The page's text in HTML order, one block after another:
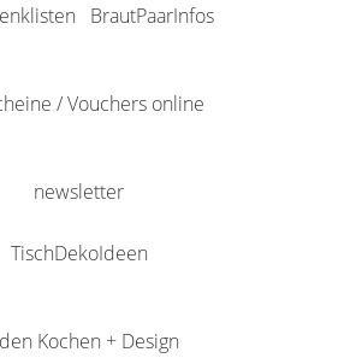
BrautPaarInfos
/ Vouchers online
newsletter
TischDekoIdeen
Kochen + Design